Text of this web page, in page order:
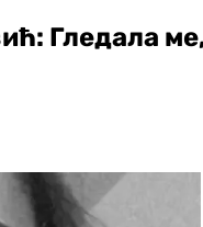
Гледала